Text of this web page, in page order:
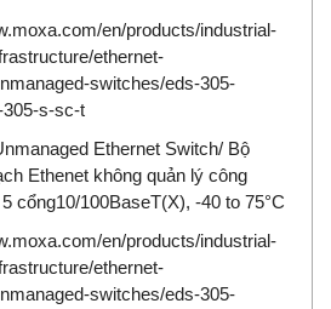
en/products/industrial-
ethernet-
switches/eds-305-
s-sc-t
Ethernet Switch/ Bộ
Ethenet không quản lý công
cổng10/100BaseT(X), -40 to 75°C
en/products/industrial-
ethernet-
switches/eds-305-